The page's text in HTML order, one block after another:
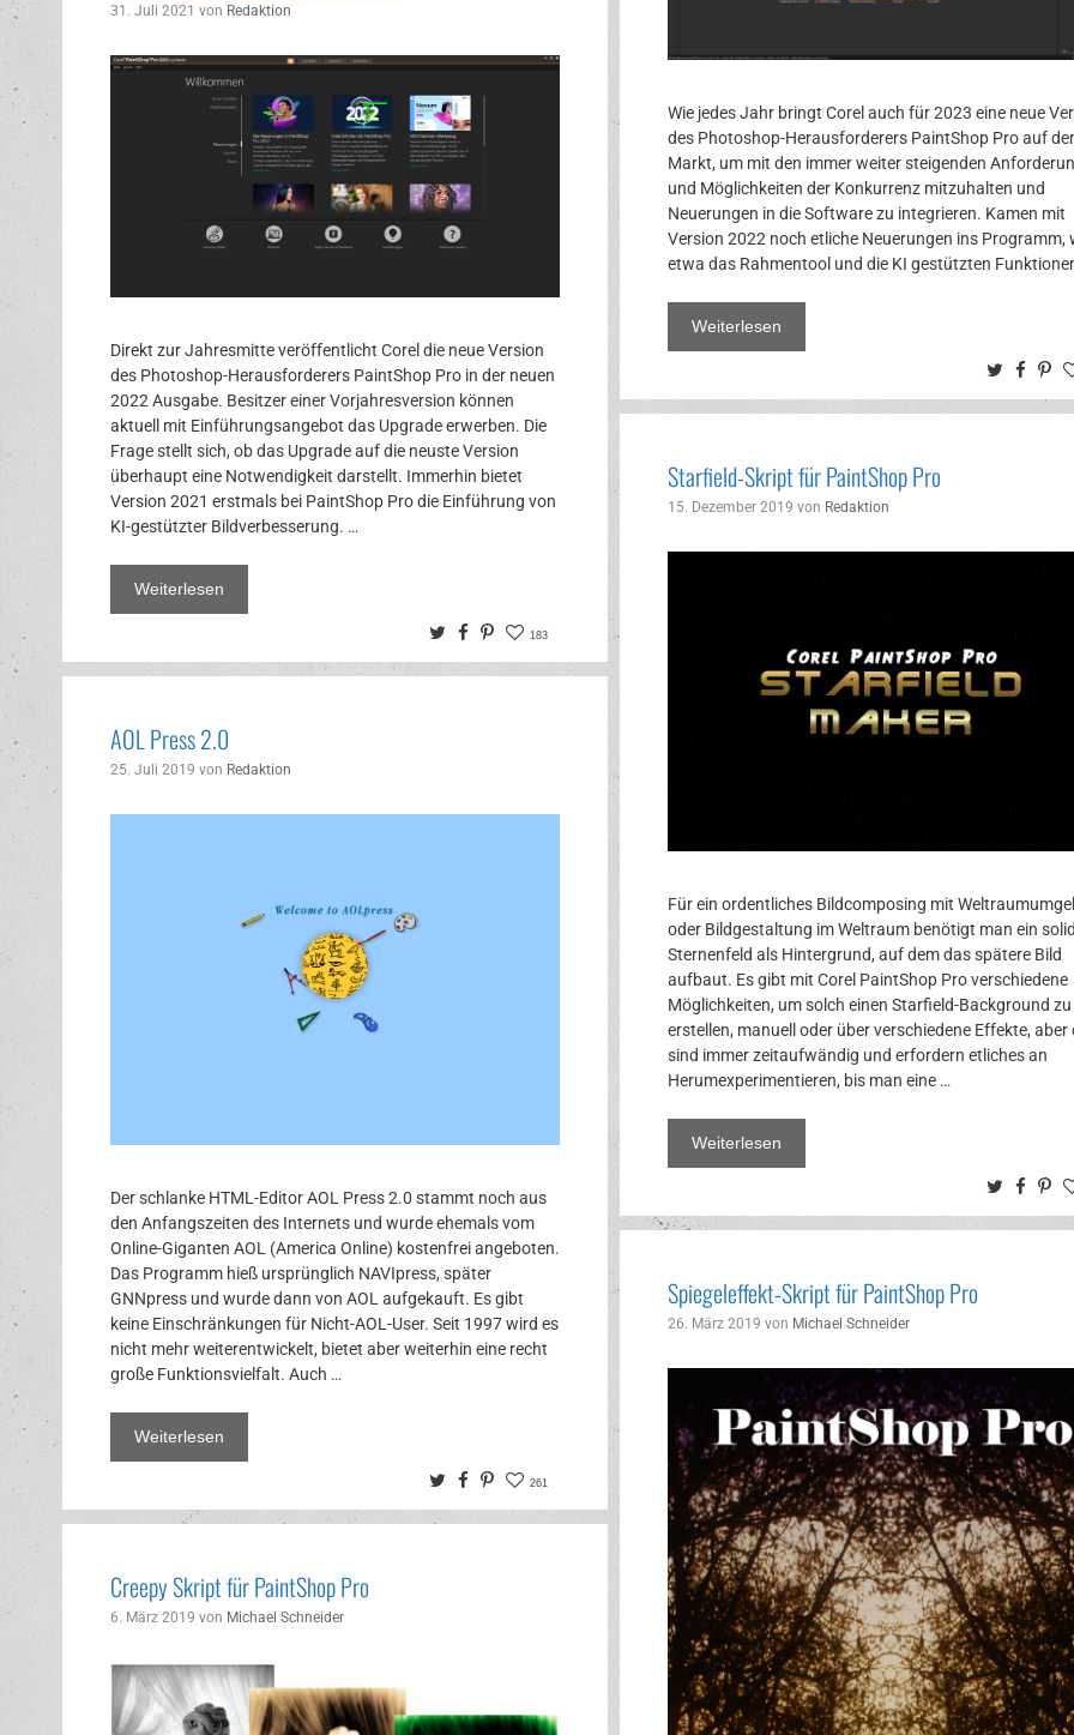
Wie jedes Jahr bringt Corel auch für 2023 eine neue
des Photoshop-Herausforderers PaintShop Pro auf
Markt, um mit den immer weiter steigenden
und Möglichkeiten der Konkurrenz mitzuhalten und
Neuerungen in die Software zu integrieren. Kamen mit
Version 2022 noch etliche Neuerungen ins Programm,
etwa das Rahmentool und die KI gestützten
Weiterlesen
Twitter
31. Juli 2021 von Redaktion
Direkt zur Jahresmitte veröffentlicht Corel die neue Version
des Photoshop-Herausforderers PaintShop Pro in der neuen
2022 Ausgabe. Besitzer einer Vorjahresversion können
aktuell mit Einführungsangebot das Upgrade erwerben. Die
Frage stellt sich, ob das Upgrade auf die neuste Version
überhaupt eine Notwendigkeit darstellt. Immerhin bietet
Version 2021 erstmals bei PaintShop Pro die Einführung von
KI-gestützter Bildverbesserung. …
Weiterlesen
TwitterFacebook
Pinterest
183
Starfield-Skript für PaintShop Pro
15. Dezember 2019 von Redaktion
Für ein ordentliches Bildcomposing mit
oder Bildgestaltung im Weltraum benötigt man ein
Sternenfeld als Hintergrund, auf dem das spätere Bild
aufbaut. Es gibt mit Corel PaintShop Pro verschiedene
Möglichkeiten, um solch einen Starfield-Background zu
erstellen, manuell oder über verschiedene Effekte, aber
sind immer zeitaufwändig und erfordern etliches an
Herumexperimentieren, bis man eine …
Weiterlesen
Twitter
AOL Press 2.0
25. Juli 2019 von Redaktion
Der schlanke HTML-Editor AOL Press 2.0 stammt noch aus
den Anfangszeiten des Internets und wurde ehemals vom
Online-Giganten AOL (America Online) kostenfrei angeboten.
Das Programm hieß ursprünglich NAVIpress, später
GNNpress und wurde dann von AOL aufgekauft. Es gibt
keine Einschränkungen für Nicht-AOL-User. Seit 1997 wird es
nicht mehr weiterentwickelt, bietet aber weiterhin eine recht
große Funktionsvielfalt. Auch …
Weiterlesen
TwitterFacebook
Pinterest
261
Spiegeleffekt-Skript für PaintShop Pro
26. März 2019 von Michael Schneider
Creepy Skript für PaintShop Pro
6. März 2019 von Michael Schneider